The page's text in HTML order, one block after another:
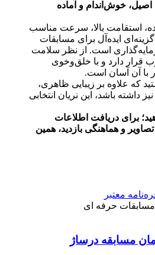
خوش‌اندام و آماده
استقامت بالا، سرعت مناسب
ایده‌آل برای مسابقات
است. از نظر سلامت
قرار دارد و با خلق‌وخوی
با آن آسان است.
که علاوه بر زیبایی ظاهری،
داشته باشد، این نریان انتخابی
برای دریافت اطلاعات
و هماهنگی بازدید، همین
مسابقه درساژ